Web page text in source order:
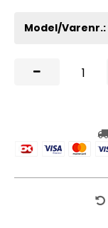
Model/Varenr.: